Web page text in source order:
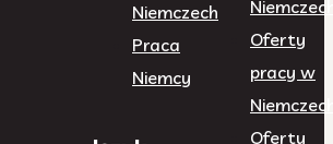
Niemczech
Praca
Niemcy
Oferty
pracy w
Oferty